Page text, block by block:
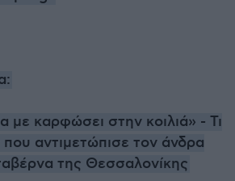
καρφώσει στην κοιλιά» - Τι
αντιμετώπισε τον άνδρα
της Θεσσαλονίκης